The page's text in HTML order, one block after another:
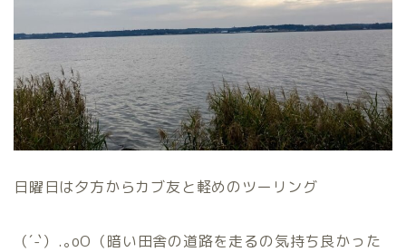
日曜日は夕方からカブ友と軽めのツーリング
（´-`）.｡oO（暗い田舎の道路を走るの気持ち良かった